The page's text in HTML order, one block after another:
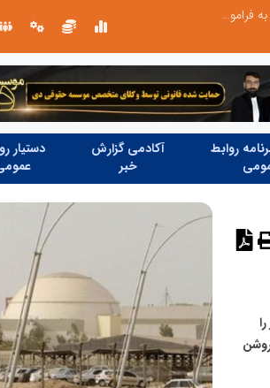
در آینده‌ای که به زبان صفر و یک نوشته می‌شود، سازمان‌های بی‌تحول، محکوم به فراموشی‌اند درخشش شرکت توزیع نیروی برق استان تهران
روابط
آکادمی گزارش
خبر
دستیار